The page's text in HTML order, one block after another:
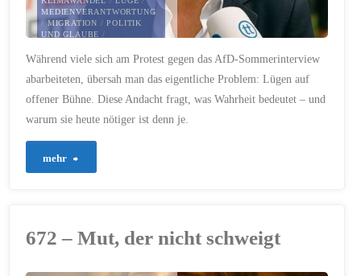
MEDIENVERANTWORTUNG
/ MIGRATION /POLITIK
UND GLAUBE /
SYRIEN/
WAHRHEIT
24. JULI 2025
Während viele sich am Protest gegen das AfD-Sommerinterview
abarbeiteten, übersah man das eigentliche Problem: Lügen auf
offener Bühne. Diese Andacht fragt, was Wahrheit bedeutet – und
warum sie heute nötiger ist denn je.
mehr
672 – Mut, der nicht schweigt